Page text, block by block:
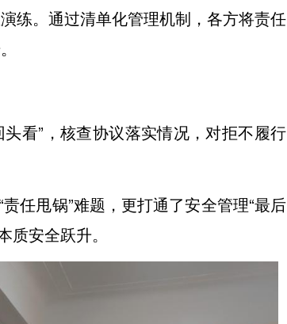
练。通过清单化管理机制，各方将责任
看”，核查协议落实情况，对拒不履行
任甩锅”难题，更打通了安全管理“最后
质安全跃升。